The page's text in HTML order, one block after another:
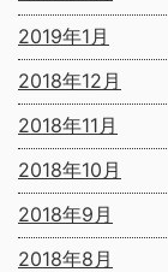
2019年1月
2018年12月
2018年11月
2018年10月
2018年9月
2018年8月